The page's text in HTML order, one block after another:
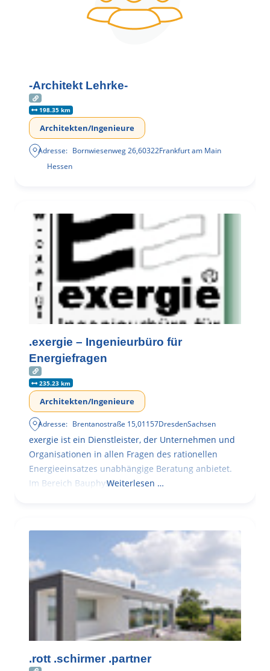
-Architekt Lehrke-
198.35 km
Architekten/Ingenieure
Adresse: Bornwiesenweg 26,60322Frankfurt am Main
Hessen
.exergie – Ingenieurbüro für
Energiefragen
235.23 km
Architekten/Ingenieure
Adresse: Brentanostraße 15,01157DresdenSachsen
exergie ist ein Dienstleister, der Unternehmen und
Organisationen in allen Fragen des rationellen
Energieeinsatzes unabhängige Beratung anbietet.
Im Bereich BauphysikWeiterlesen …
.rott .schirmer .partner